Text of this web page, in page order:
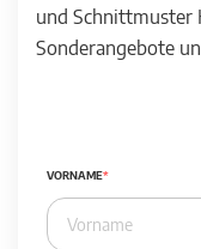
und Schnittmuster
Sonderangebote
VORNAME